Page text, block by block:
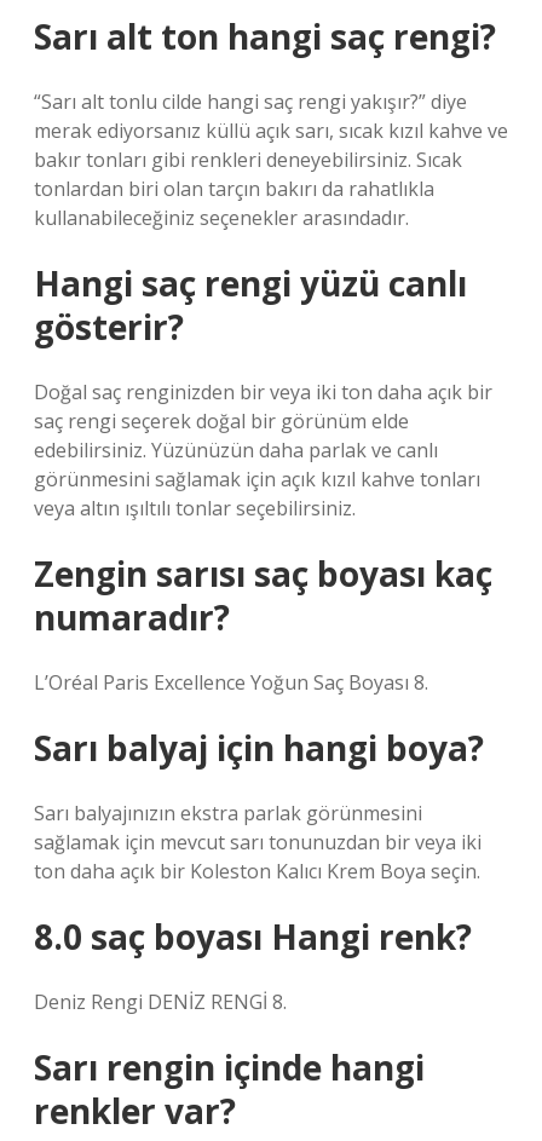
Sarı alt ton hangi saç rengi?
“Sarı alt tonlu cilde hangi saç rengi yakışır?” diye
merak ediyorsanız küllü açık sarı, sıcak kızıl kahve ve
bakır tonları gibi renkleri deneyebilirsiniz. Sıcak
tonlardan biri olan tarçın bakırı da rahatlıkla
kullanabileceğiniz seçenekler arasındadır.
Hangi saç rengi yüzü canlı
gösterir?
Doğal saç renginizden bir veya iki ton daha açık bir
saç rengi seçerek doğal bir görünüm elde
edebilirsiniz. Yüzünüzün daha parlak ve canlı
görünmesini sağlamak için açık kızıl kahve tonları
veya altın ışıltılı tonlar seçebilirsiniz.
Zengin sarısı saç boyası kaç
numaradır?
L’Oréal Paris Excellence Yoğun Saç Boyası 8.
Sarı balyaj için hangi boya?
Sarı balyajınızın ekstra parlak görünmesini
sağlamak için mevcut sarı tonunuzdan bir veya iki
ton daha açık bir Koleston Kalıcı Krem Boya seçin.
8.0 saç boyası Hangi renk?
Deniz Rengi DENİZ RENGİ 8.
Sarı rengin içinde hangi
renkler var?